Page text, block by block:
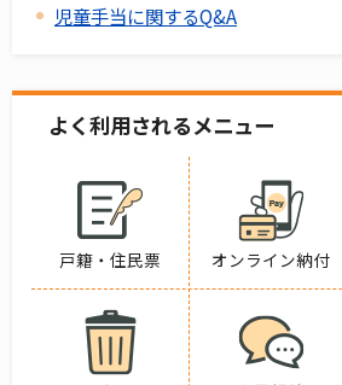
児童手当に関するQ&A
よく利用されるメニュー
戸籍・住民票 オンライン納付